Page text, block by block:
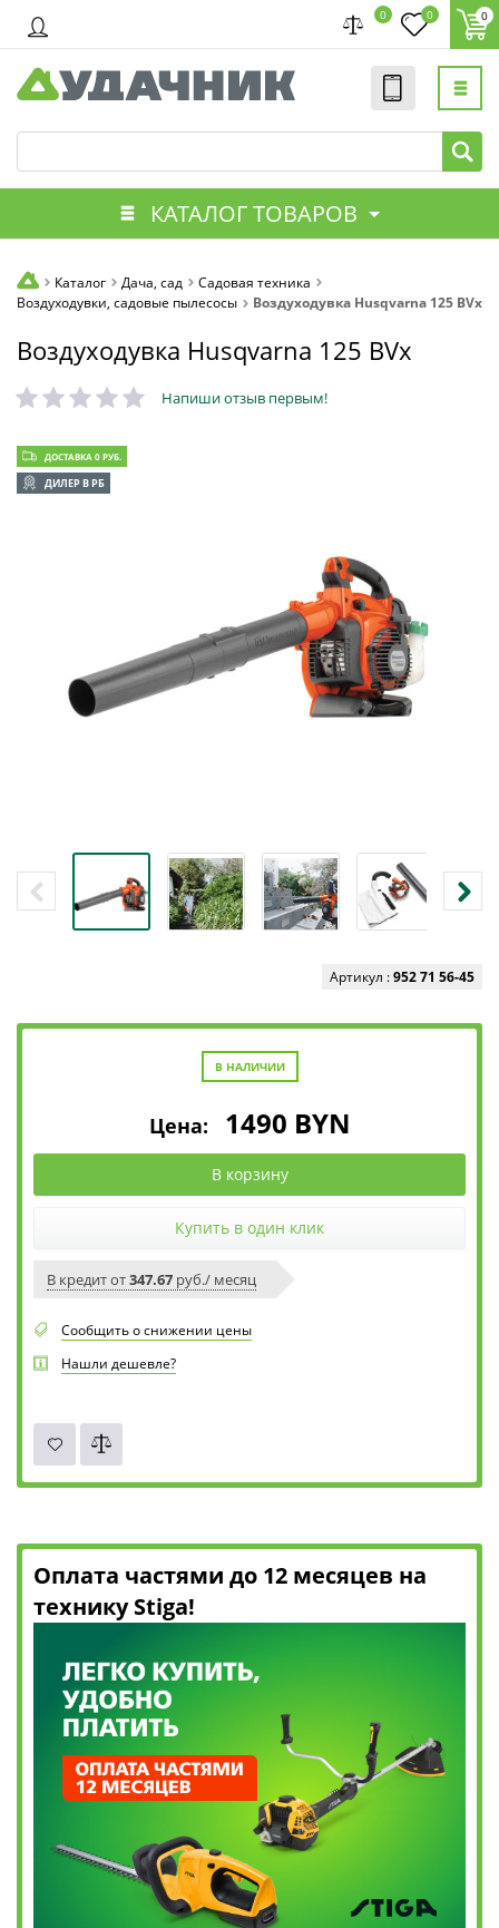
0 0 0
КАТАЛОГ ТОВАРОВ
Каталог Дача, сад
Садовая техника
Воздуходувки, садовые пылесосы
Воздуходувка Husqvarna 125 BVx
Воздуходувка Husqvarna 125 BVx
Напиши отзыв первым!
ДОСТАВКА 0 РУБ.
ДИЛЕР В РБ
Артикул :952 71 56-45
В НАЛИЧИИ
Цена: 1490 BYN
В корзину
Купить в один клик
В кредит от347.67 руб./ месяц
Сообщить о снижении цены
Нашли дешевле?
Оплата частями до 12 месяцев на
технику Stiga!